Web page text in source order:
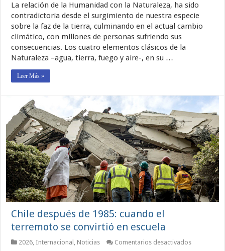
De
La
Chilena
3362
(Primera
Parte)
La relación de la Humanidad con la Naturaleza, ha sido
contradictoria desde el surgimiento de nuestra especie
sobre la faz de la tierra, culminando en el actual cambio
climático, con millones de personas sufriendo sus
consecuencias. Los cuatro elementos clásicos de la
Naturaleza –agua, tierra, fuego y aire-, en su …
Leer Más »
Chile después de 1985: cuando el
terremoto se convirtió en escuela
2026, Internacional , Noticias Comentarios desactivadosen